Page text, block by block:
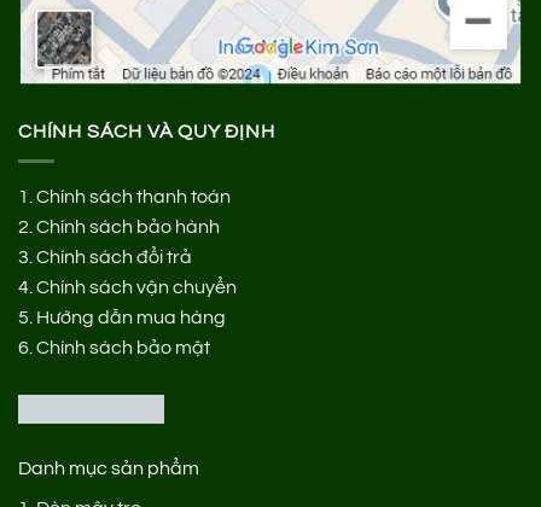
CHÍNH SÁCH VÀ QUY ĐỊNH
1.Chính sách thanh toán
2.Chính sách bảo hành
3.Chính sách đổi trả
4.Chính sách vận chuyển
5. Hướng dẫn mua hàng
6.Chính sách bảo mật
Danh mục sản phẩm